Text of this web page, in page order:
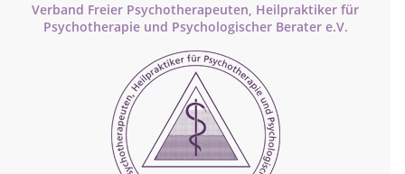
Verband Freier Psychotherapeuten, Heilpraktiker für
Psychotherapie und Psychologischer Berater e.V.